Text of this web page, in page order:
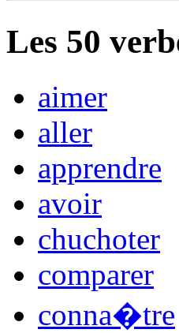
Les 50
aimer
aller
apprendre
avoir
chuchoter
comparer
conna�tre